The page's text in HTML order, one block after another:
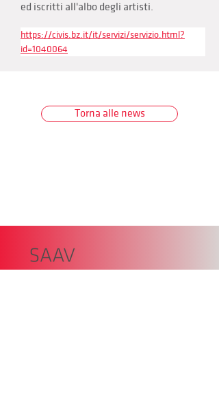
ed iscritti all'albo degli artisti.
https://civis.bz.it/it/servizi/servizio.html?
id=1040064
Torna alle news